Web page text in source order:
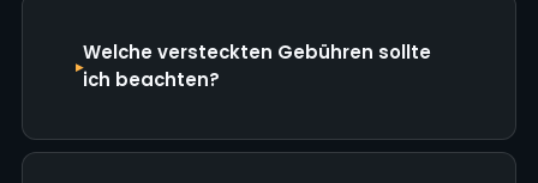
Welche versteckten Gebühren sollte
ich beachten?